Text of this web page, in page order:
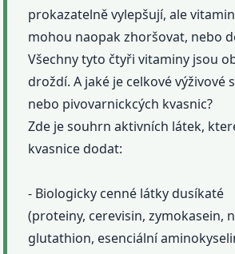
prokazatelně vylepšují, ale
mohou naopak zhoršovat, nebo
Všechny tyto čtyři vitaminy jsou
droždí. A jaké je celkové výživové
nebo pivovarnickcých kvasnic?
Zde je souhrn aktivních látek,
kvasnice dodat:
- Biologicky cenné látky dusíkaté
(proteiny, cerevisin, zymokasein,
glutathion, esenciální